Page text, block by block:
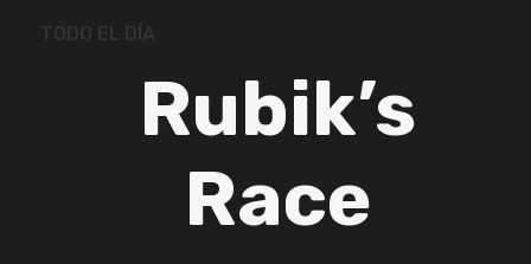
TODO EL DÍA
Rubik’s
Race